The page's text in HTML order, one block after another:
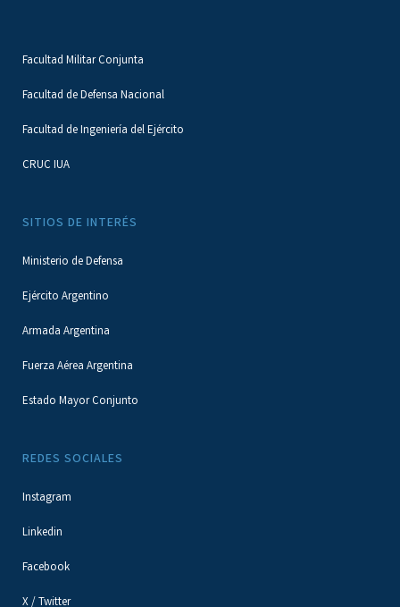
Facultad Militar Conjunta
Facultad de Defensa Nacional
Facultad de Ingeniería del Ejército
CRUC IUA
SITIOS DE INTERÉS
Ministerio de Defensa
Ejército Argentino
Armada Argentina
Fuerza Aérea Argentina
Estado Mayor Conjunto
REDES SOCIALES
Instagram
Linkedin
Facebook
X / Twitter